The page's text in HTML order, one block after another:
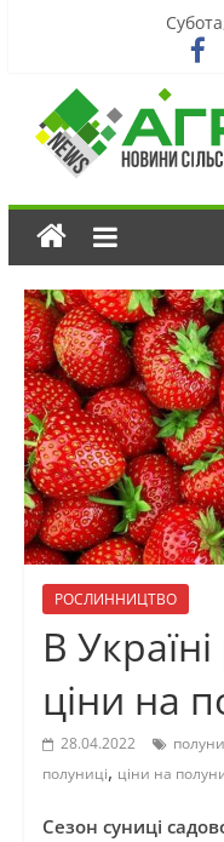
РОСЛИННИЦТВО
В
ціни на
28.04.2022
полуниці, ціни на
Сезон суниці